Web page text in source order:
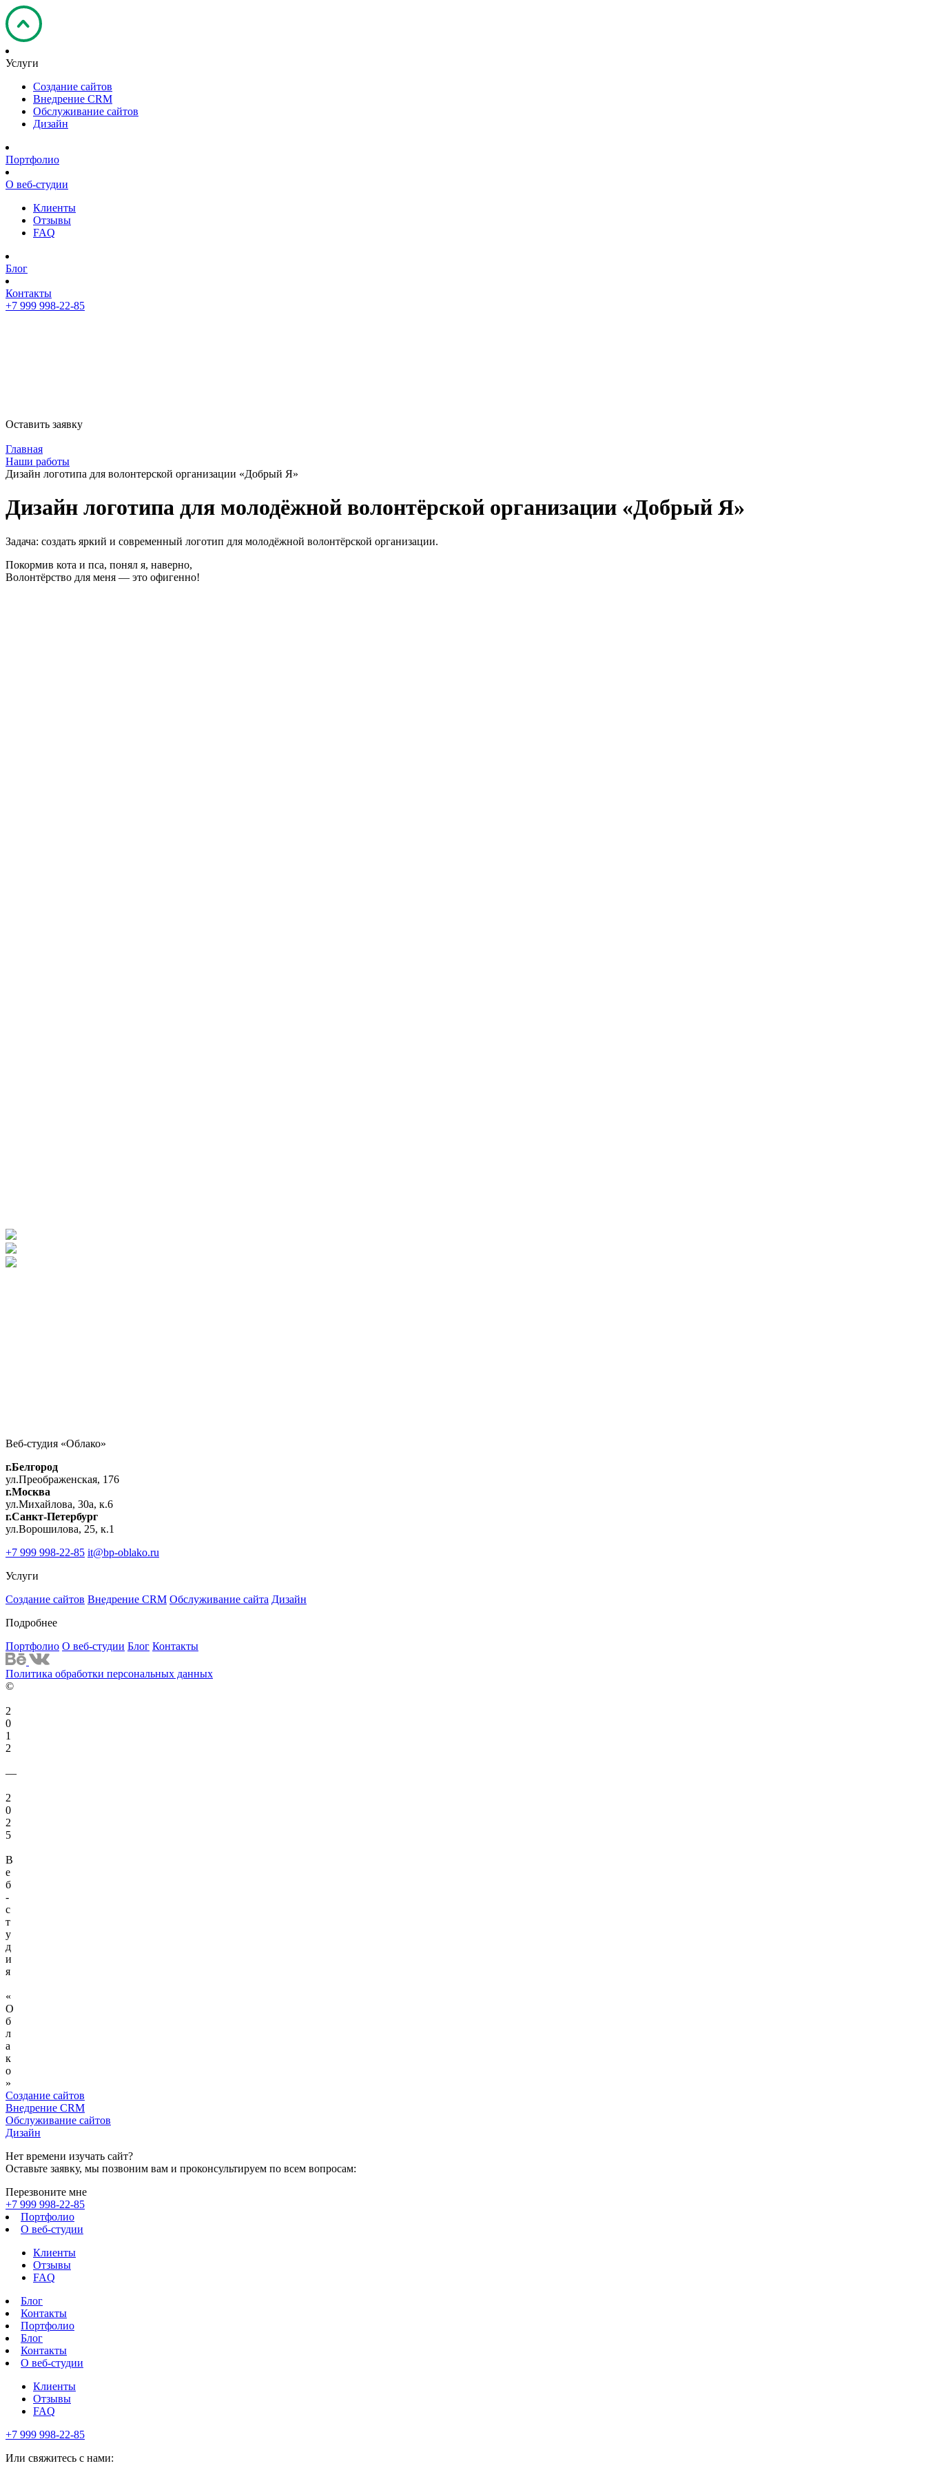
Услуги
Создание сайтов
Внедрение CRM
Обслуживание сайтов
Дизайн
Портфолио
О веб-студии
Клиенты
Отзывы
FAQ
Блог
Контакты
+7 999 998-22-85
Оставить заявку
Главная
Наши работы
Дизайн логотипа для волонтерской организации «Добрый Я»
Дизайн логотипа для молодёжной волонтёрской организации «Добрый Я»
Задача: создать яркий и современный логотип для молодёжной волонтёрской организации.
Покормив кота и пса, понял я, наверно,
Волонтёрство для меня — это офигенно!
+7 999 998-22-85
Форма связи test
Имя
Телефон*
Комментарий
*- обязательные поля
Веб-студия «Облако»
г.Белгород
ул.Преображенская, 176
г.Москва
ул.Михайлова, 30а, к.6
г.Санкт-Петербург
ул.Ворошилова, 25, к.1
+7 999 998-22-85 it@bp-oblako.ru
Услуги
Создание сайтов Внедрение CRM Обслуживание сайта Дизайн
Подробнее
Портфолио О веб-студии Блог Контакты
Политика обработки персональных данных
©
2
0
1
2
—
2
0
2
5
В
е
б
-
с
т
у
д
и
я
«
О
б
л
а
к
о
»
Создание сайтов
Внедрение CRM
Обслуживание сайтов
Дизайн
Нет времени изучать сайт?
Оставьте заявку, мы позвоним вам и проконсультируем по всем вопросам:
Перезвоните мне
+7 999 998-22-85
Портфолио
О веб-студии
Клиенты
Отзывы
FAQ
Блог
Контакты
Портфолио
Блог
Контакты
О веб-студии
Клиенты
Отзывы
FAQ
+7 999 998-22-85
Или свяжитесь с нами: